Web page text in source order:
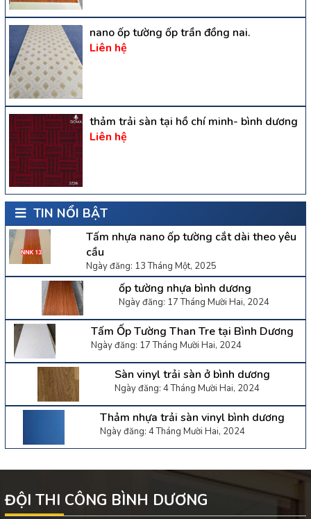
nano ốp tường ốp trần đồng nai.
Liên hệ
thảm trải sàn tại hồ chí minh- bình dương
Liên hệ
TIN NỔI BẬT
Tấm nhựa nano ốp tường cắt dài theo yêu
cầu
Ngày đăng: 13 Tháng Một, 2025
ốp tường nhựa bình dương
Ngày đăng: 17 Tháng Mười Hai, 2024
Tấm Ốp Tường Than Tre tại Bình Dương
Ngày đăng: 17 Tháng Mười Hai, 2024
Sàn vinyl trải sàn ở bình dương
Ngày đăng: 4 Tháng Mười Hai, 2024
Thảm nhựa trải sàn vinyl bình dương
Ngày đăng: 4 Tháng Mười Hai, 2024
ĐỘI THI CÔNG BÌNH DƯƠNG